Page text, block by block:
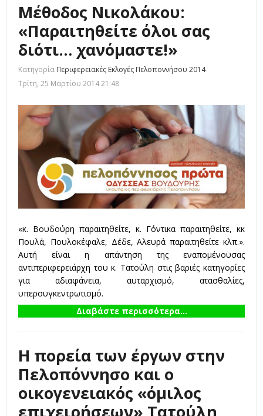
Μέθοδος Νικολάκου:
«Παραιτηθείτε όλοι σας
διότι… χανόμαστε!»
Κατηγορία Περιφερειακές Εκλογές Πελοποννήσου 2014
Τρίτη, 25 Μαρτίου 2014 21:48
«κ. Βουδούρη παραιτηθείτε, κ. Γόντικα παραιτηθείτε, κκ
Πουλά, Πουλοκέφαλε, Δέδε, Αλευρά παραιτηθείτε κλπ.».
Αυτή είναι η απάντηση της εναπομένουσας
αντιπεριφερειάρχη του κ. Τατούλη στις βαριές κατηγορίες
για αδιαφάνεια, αυταρχισμό, ατασθαλίες,
υπερσυγκεντρωτισμό.
Διαβάστε περισσότερα...
Η πορεία των έργων στην
Πελοπόννησο και ο
οικογενειακός «όμιλος